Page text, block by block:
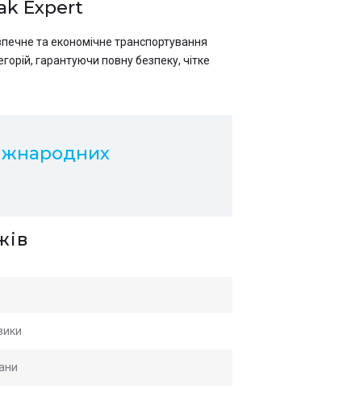
Expert
та економічне транспортування
гарантуючи повну безпеку, чітке